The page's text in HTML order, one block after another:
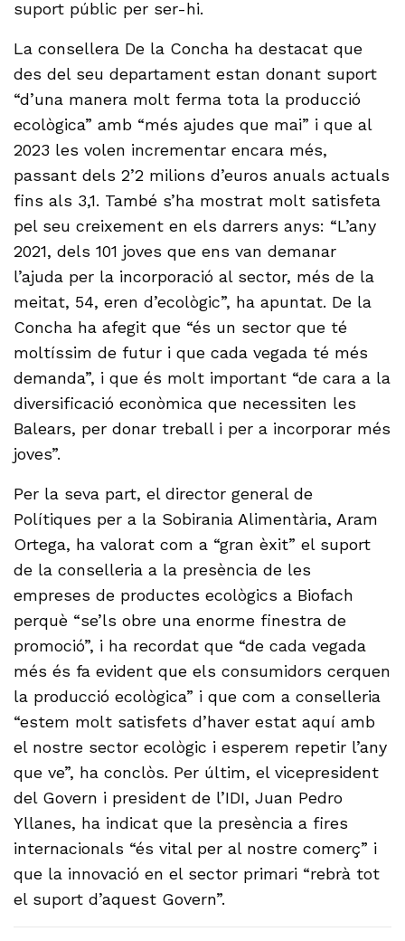
suport públic per ser-hi.
La consellera De la Concha ha destacat que
des del seu departament estan donant suport
“d’una manera molt ferma tota la producció
ecològica” amb “més ajudes que mai” i que al
2023 les volen incrementar encara més,
passant dels 2’2 milions d’euros anuals actuals
fins als 3,1. També s’ha mostrat molt satisfeta
pel seu creixement en els darrers anys: “L’any
2021, dels 101 joves que ens van demanar
l’ajuda per la incorporació al sector, més de la
meitat, 54, eren d’ecològic”, ha apuntat. De la
Concha ha afegit que “és un sector que té
moltíssim de futur i que cada vegada té més
demanda”, i que és molt important “de cara a la
diversificació econòmica que necessiten les
Balears, per donar treball i per a incorporar més
joves”.
Per la seva part, el director general de
Polítiques per a la Sobirania Alimentària, Aram
Ortega, ha valorat com a “gran èxit” el suport
de la conselleria a la presència de les
empreses de productes ecològics a Biofach
perquè “se’ls obre una enorme finestra de
promoció”, i ha recordat que “de cada vegada
més és fa evident que els consumidors cerquen
la producció ecològica” i que com a conselleria
“estem molt satisfets d’haver estat aquí amb
el nostre sector ecològic i esperem repetir l’any
que ve”, ha conclòs. Per últim, el vicepresident
del Govern i president de l’IDI, Juan Pedro
Yllanes, ha indicat que la presència a fires
internacionals “és vital per al nostre comerç” i
que la innovació en el sector primari “rebrà tot
el suport d’aquest Govern”.